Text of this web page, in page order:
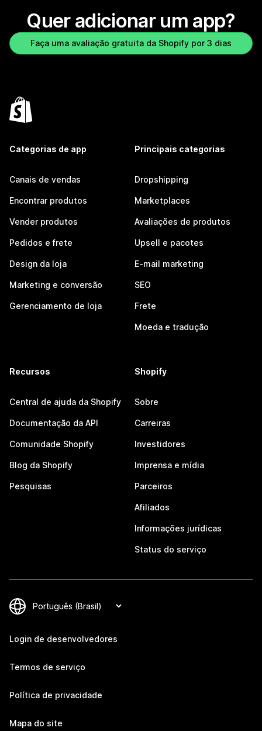
Quer adicionar um app?
Faça uma avaliação gratuita da Shopify por 3 dias
Categorias de app
Canais de vendas
Encontrar produtos
Vender produtos
Pedidos e frete
Design da loja
Marketing e conversão
Gerenciamento de loja
Principais categorias
Dropshipping
Marketplaces
Avaliações de produtos
Upsell e pacotes
E-mail marketing
SEO
Frete
Moeda e tradução
Recursos
Central de ajuda da Shopify
Documentação da API
Comunidade Shopify
Blog da Shopify
Pesquisas
Shopify
Sobre
Carreiras
Investidores
Imprensa e mídia
Parceiros
Afiliados
Informações jurídicas
Status do serviço
Login de desenvolvedores
Termos de serviço
Política de privacidade
Mapa do site